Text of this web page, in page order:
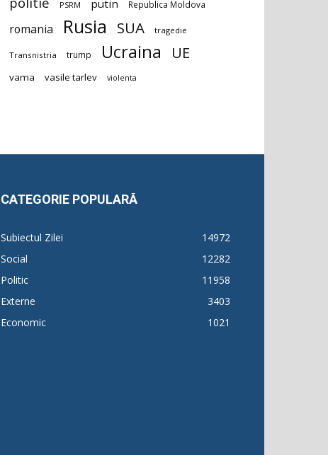
PSRM putin Republica Moldova
romania Rusia SUA tragedie
Transnistria trump Ucraina UE
vama vasile tarlev violenta
CATEGORIE POPULARĂ
Subiectul Zilei
14972
Social
12282
Politic
11958
Externe
3403
Economic
1021